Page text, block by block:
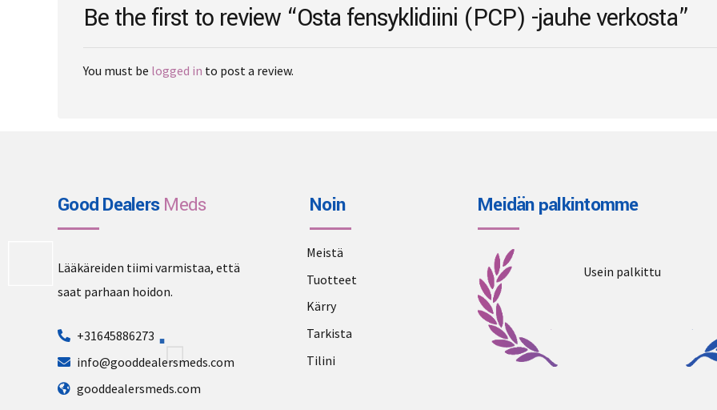
the
product
Be the first to review “Osta fensyklidiini (PCP) -jauhe verkosta”
You must be logged in to post a review.
Good DealersMeds
Lääkäreiden tiimi varmistaa, että
saat parhaan hoidon.
+31645886273
info@gooddealersmeds.com
gooddealersmeds.com
Noin
Meistä
Tuotteet
Kärry
Tarkista
Tilini
Meidän palkintomme
Usein palkittu